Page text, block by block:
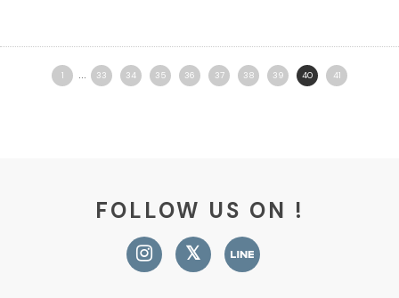
1 ... 33 34 35 36 37 38 39 40 41
FOLLOW US ON !